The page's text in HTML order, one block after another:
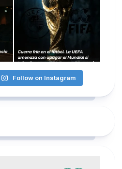
Follow on Instagram